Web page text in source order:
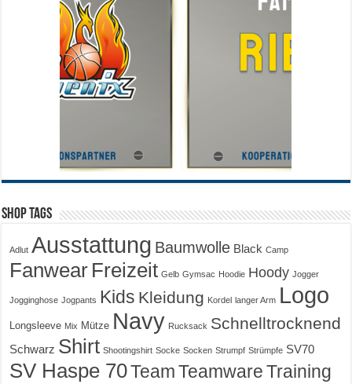
Shop Tags
Adlut Ausstattung Baumwolle Black Camp
Fanwear Freizeit Gelb Gymsac Hoodie Hoody Jogger
Jogginghose Jogpants Kids Kleidung Kordel langer Arm Logo
Longsleeve Mix Mütze Navy Rucksack Schnelltrocknend
Schwarz Shirt Shootingshirt Socke Socken Strumpf Strümpfe SV70
SV Haspe 70Team Teamware Training